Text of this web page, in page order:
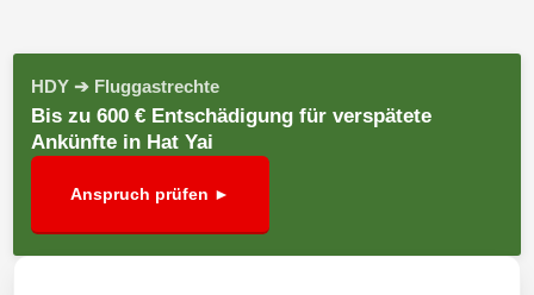
HDY ➔ Fluggastrechte
Bis zu 600 € Entschädigung für verspätete
Ankünfte in Hat Yai
Anspruch prüfen ►